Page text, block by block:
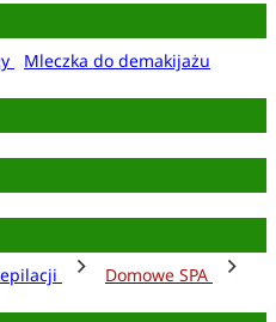
Mleczka do demakijażu
Domowe SPA